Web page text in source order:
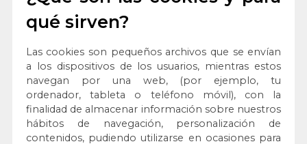
qué sirven?
Las cookies son pequeños archivos que se envían
a los dispositivos de los usuarios, mientras estos
navegan por una web, (por ejemplo, tu
ordenador, tableta o teléfono móvil), con la
finalidad de almacenar información sobre nuestros
hábitos de navegación, personalización de
contenidos, pudiendo utilizarse en ocasiones para